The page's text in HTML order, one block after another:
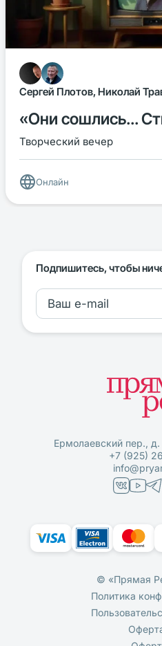
Сергей Плотов, Николай
«Они сошлись...
Творческий вечер
Онлайн
Подпишитесь, чтобы
Ермолаевский пер.,
+7 (925)
© «Прямая
Политика